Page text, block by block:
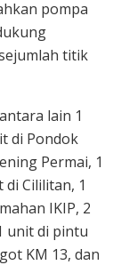
pompa
titik
lain 1
di Pondok
Permai, 1
di Cililitan, 1
IKIP, 2
unit di pintu
KM 13, dan